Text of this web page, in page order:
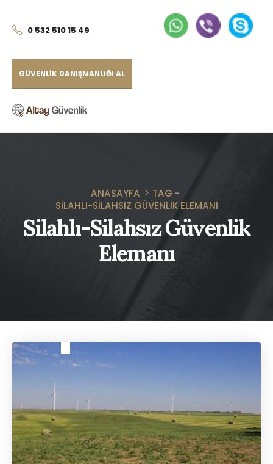
0 532 510 15 49
GÜVENLIK DANIŞMANLIĞI AL
ANASAYFA
TAG -
SILAHLI-SILAHSIZ GÜVENLIK ELEMANI
Silahlı-Silahsız Güvenlik
Elemanı